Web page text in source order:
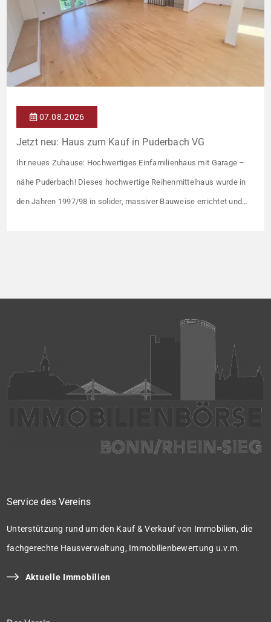
07.08.2026
Jetzt neu: Haus zum Kauf in Puderbach VG
Ihr neues Zuhause: Hochwertiges Einfamilienhaus mit Garage –
nähe Puderbach! Dieses hochwertige Reihenmittelhaus wurde in
den Jahren 1997/98 in solider, massiver Bauweise errichtet und
Service des Vereins
Unterstützung rund um den Kauf & Verkauf von Immobilien, die
fachgerechte Hausverwaltung, Immobilienbewertung u.v.m.
Aktuelle Immobilien